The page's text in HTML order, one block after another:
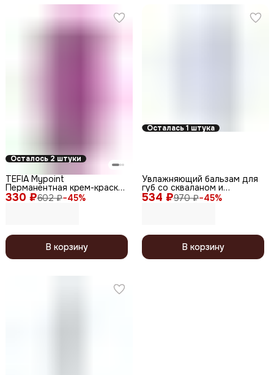
Осталось 2 штуки
330 ₽602 ₽−45%
TEFIA Mypoint
Перманентная крем-краска
для седых волос / Special
Grey 5.80, светлый брюнет
В корзину
Осталась 1 штука
534 ₽970 ₽−45%
Увлажняющий бальзам для
губ со скваланом и
витамином F / Hydra
Therapy, 15 мл
В корзину